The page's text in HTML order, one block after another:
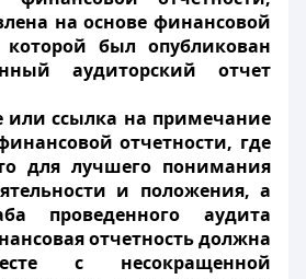
на основе финансовой
которой был опубликован
аудиторский отчет
или ссылка на примечание
отчетности, где
для лучшего понимания
и положения, а
проведенного аудита
отчетность должна
с несокращенной